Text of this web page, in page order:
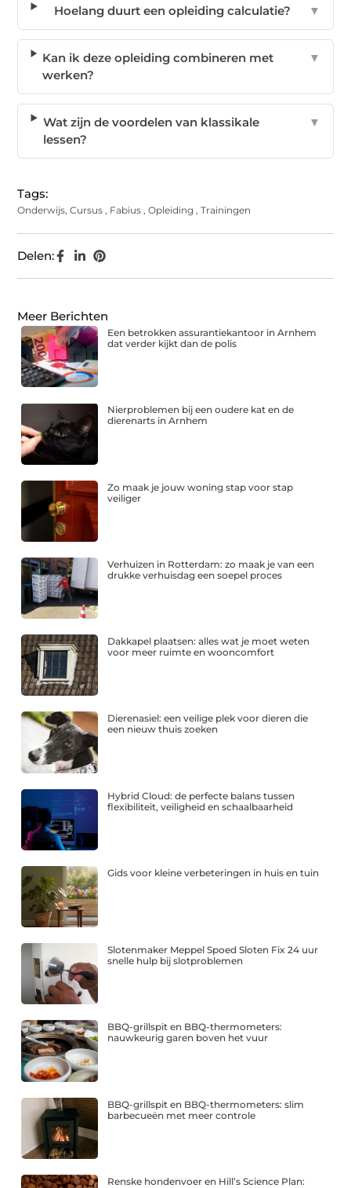
Hoelang duurt een opleiding calculatie? ▼
Kan ik deze opleiding combineren met
werken?
▼
Wat zijn de voordelen van klassikale
lessen?
▼
Tags:
Onderwijs,Cursus , Fabius ,Opleiding ,Trainingen
Delen:
Meer Berichten
Een betrokken assurantiekantoor in Arnhem
dat verder kijkt dan de polis
Nierproblemen bij een oudere kat en de
dierenarts in Arnhem
Zo maak je jouw woning stap voor stap
veiliger
Verhuizen in Rotterdam: zo maak je van een
drukke verhuisdag een soepel proces
Dakkapel plaatsen: alles wat je moet weten
voor meer ruimte en wooncomfort
Dierenasiel: een veilige plek voor dieren die
een nieuw thuis zoeken
Hybrid Cloud: de perfecte balans tussen
flexibiliteit, veiligheid en schaalbaarheid
Gids voor kleine verbeteringen in huis en tuin
Slotenmaker Meppel Spoed Sloten Fix 24 uur
snelle hulp bij slotproblemen
BBQ-grillspit en BBQ-thermometers:
nauwkeurig garen boven het vuur
BBQ-grillspit en BBQ-thermometers: slim
barbecueën met meer controle
Renske hondenvoer en Hill’s Science Plan: